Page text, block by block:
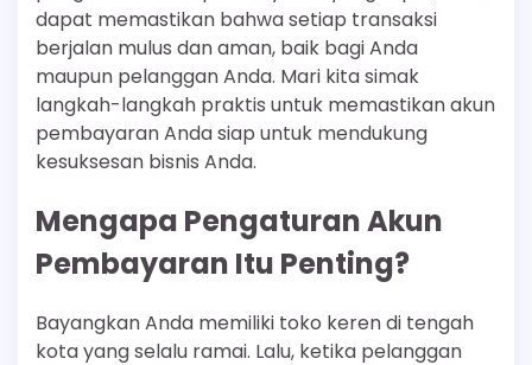
dapat memastikan bahwa setiap transaksi
berjalan mulus dan aman, baik bagi Anda
maupun pelanggan Anda. Mari kita simak
langkah-langkah praktis untuk memastikan akun
pembayaran Anda siap untuk mendukung
kesuksesan bisnis Anda.
Mengapa Pengaturan Akun
Pembayaran Itu Penting?
Bayangkan Anda memiliki toko keren di tengah
kota yang selalu ramai. Lalu, ketika pelanggan